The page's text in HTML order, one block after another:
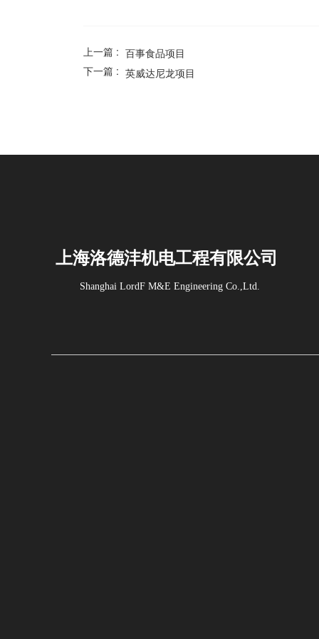
上一篇 : 百事食品项目
下一篇 : 英威达尼龙项目
上海洛德沣机电工程有限公司
Shanghai LordF M&E Engineering Co.,Ltd.